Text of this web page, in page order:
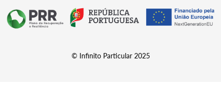
© Infinito Particular 2025